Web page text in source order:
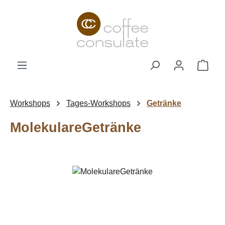
Zum Hauptinhalt springen
Workshops Tages-Workshops Getränke
MolekulareGetränke
Bildergalerie überspringen